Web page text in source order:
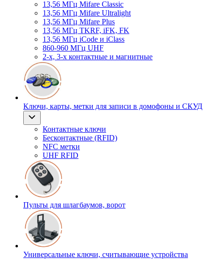
13,56 МГц Mifare Classic
13,56 МГц Mifare Ultralight
13,56 МГц Mifare Plus
13,56 МГц TKRF, iFK, FK
13,56 МГц iCode и iClass
860-960 МГц UHF
2-х, 3-х контактные и магнитные
Ключи, карты, метки для записи в домофоны и СКУД
Контактные ключи
Бесконтактные (RFID)
NFC метки
UHF RFID
Пульты для шлагбаумов, ворот
Универсальные ключи, считывающие устройства